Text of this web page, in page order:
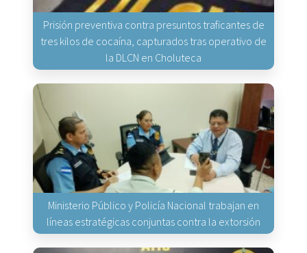
Prisión preventiva contra presuntos traficantes de
tres kilos de cocaína, capturados tras operativo de
la DLCN en Choluteca
Ministerio Público y Policía Nacional trabajan en
líneas estratégicas conjuntas contra la extorsión